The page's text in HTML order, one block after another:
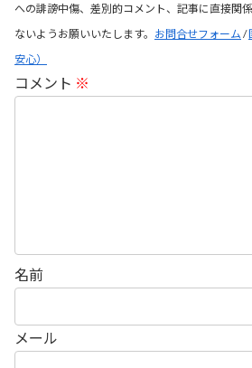
への誹謗中傷、差別的コメント、記事に直接関
ないようお願いいたします。 お問合せフォーム /
安心）
コメント ※
名前
メール